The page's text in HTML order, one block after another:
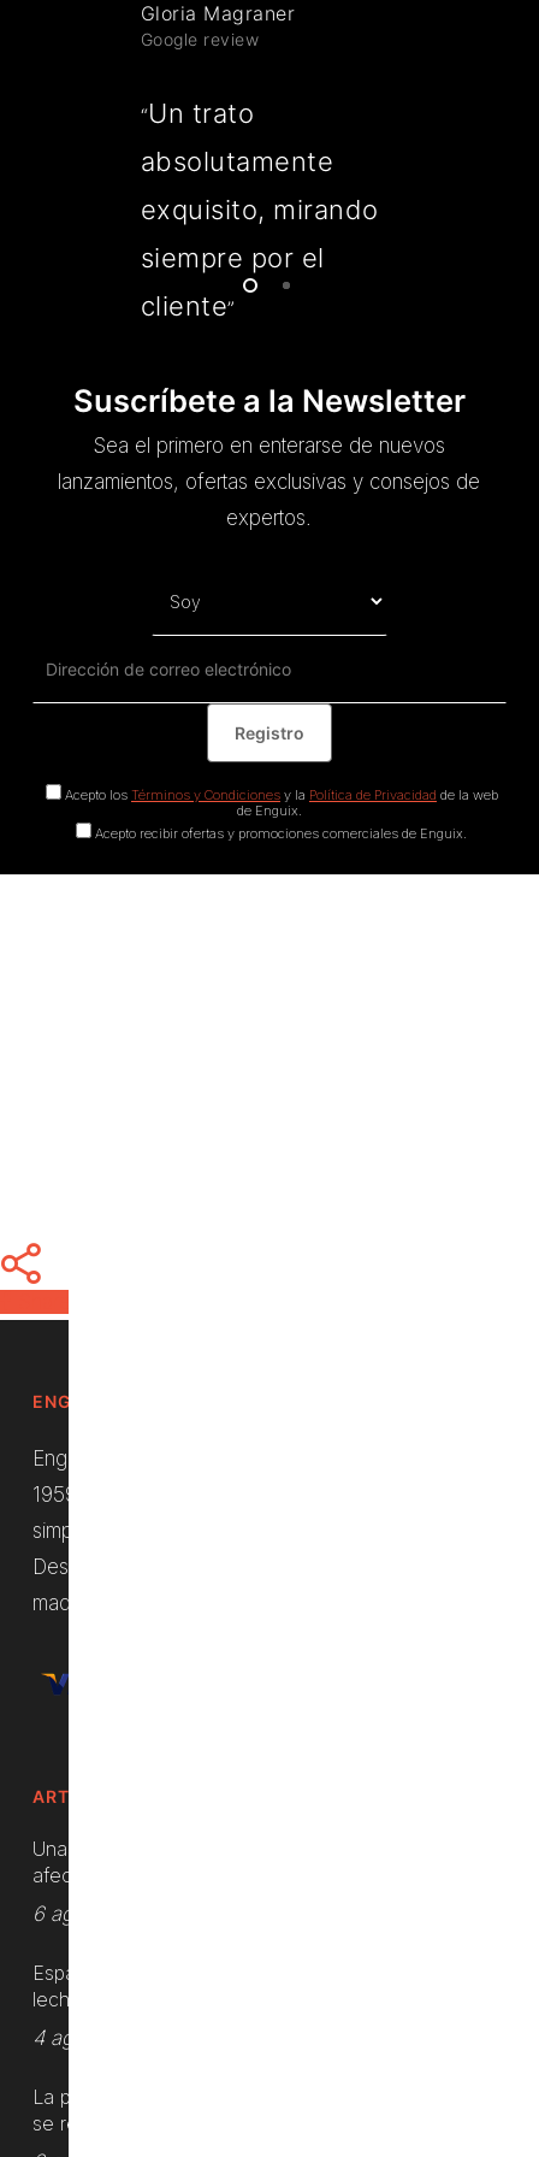
Gloria Magraner
Google review
“Un trato
absolutamente
exquisito, mirando
siempre por el
cliente”
Suscríbete a la Newsletter
Sea el primero en enterarse de nuevos
lanzamientos, ofertas exclusivas y consejos de
expertos.
Acepto los Términos y Condicionesy la Política de Privacidad de la web
de Enguix.
Acepto recibir ofertas y promociones comerciales de Enguix.
ENGUIX. DURABILIDAD, DESDE SIEMPRE.
Enguix S.L. es una empresa española fundada en el
1959 con el objetivo de aportar un producto que
simplifique el trabajo en el sector de la agricultura.
Desde el principio nuestra clave fue la calidad de las
maquinarias y del soporte ofrecido.
ARTÍCULOS RECIENTES
Unas 984 hectáreas agrícolas han sido
afectadas por los incendios forestales
6 agosto, 2026
España es el principal exportador de
lechuga en la Unión Europea
4 agosto, 2026
La producción de mandarinas españolas
se reajusta